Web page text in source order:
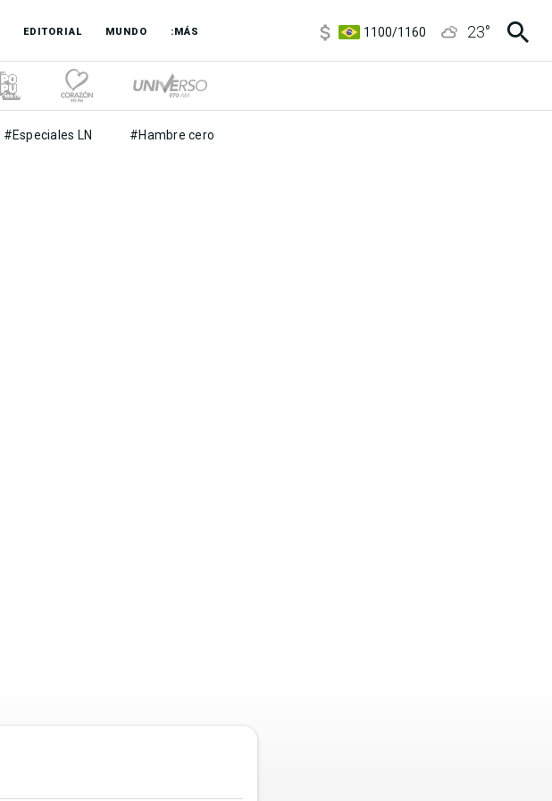
EDITORIAL MUNDO :MÁS
1100/1160
23°
#Especiales LN #Hambre cero